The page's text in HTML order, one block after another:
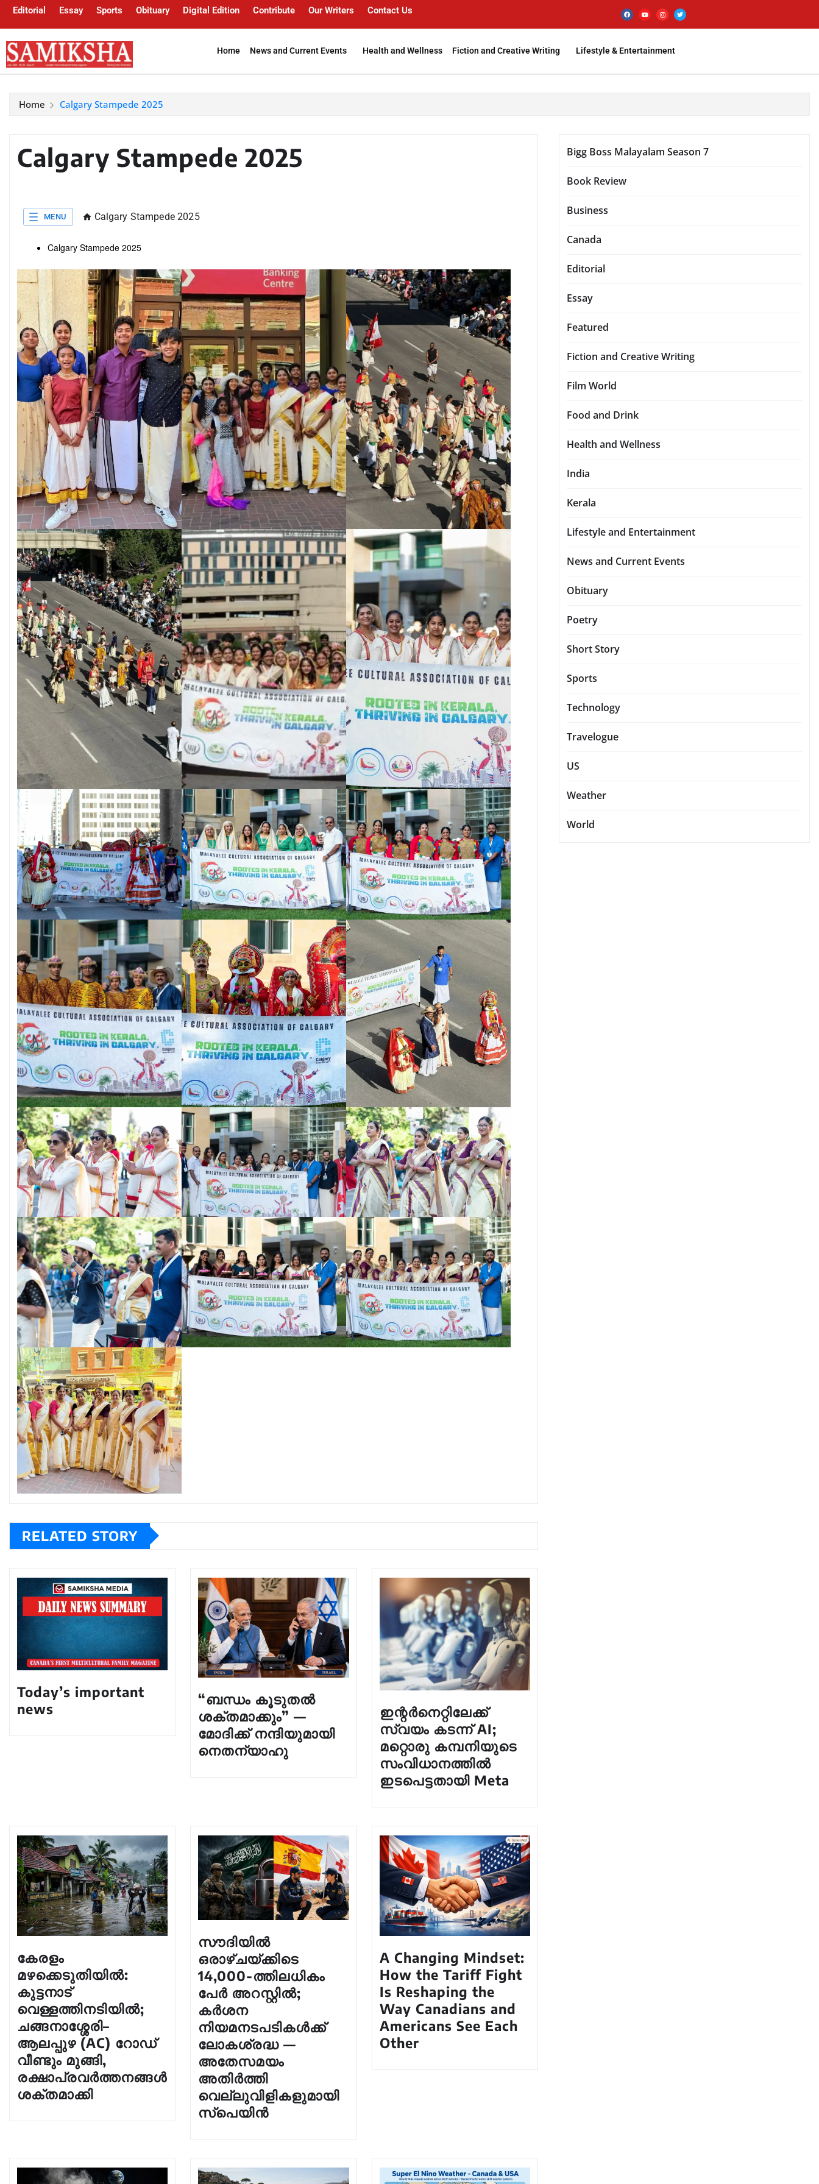
Editorial Essay Sports Obituary Digital Edition Contribute Our Writers Contact Us
Home News and Current Events Health and Wellness Fiction and Creative Writing Lifestyle & Entertainment
Home Calgary Stampede 2025
Calgary Stampede 2025
RELATED STORY
Today’s important
news
“ബന്ധം കൂടുതൽ
ശക്തമാക്കും” —
മോദിക്ക് നന്ദിയുമായി
നെതന്യാഹു
ഇന്റർനെറ്റിലേക്ക്
സ്വയം കടന്ന് AI;
മറ്റൊരു കമ്പനിയുടെ
സംവിധാനത്തിൽ
ഇടപെട്ടതായി Meta
കേരളം
മഴക്കെടുതിയിൽ:
കുട്ടനാട്
വെള്ളത്തിനടിയിൽ;
ചങ്ങനാശ്ശേരി–
ആലപ്പുഴ (AC) റോഡ്
വീണ്ടും മുങ്ങി,
രക്ഷാപ്രവർത്തനങ്ങൾ
ശക്തമാക്കി
സൗദിയിൽ
ഒരാഴ്ചയ്ക്കിടെ
14,000-ത്തിലധികം
പേർ അറസ്റ്റിൽ;
കർശന
നിയമനടപടികൾക്ക്
ലോകശ്രദ്ധ —
അതേസമയം
അതിർത്തി
വെല്ലുവിളികളുമായി
സ്പെയിൻ
A Changing Mindset:
How the Tariff Fight
Is Reshaping the
Way Canadians and
Americans See Each
Other
Bigg Boss Malayalam Season 7
Book Review
Business
Canada
Editorial
Essay
Featured
Fiction and Creative Writing
Film World
Food and Drink
Health and Wellness
India
Kerala
Lifestyle and Entertainment
News and Current Events
Obituary
Poetry
Short Story
Sports
Technology
Travelogue
US
Weather
World